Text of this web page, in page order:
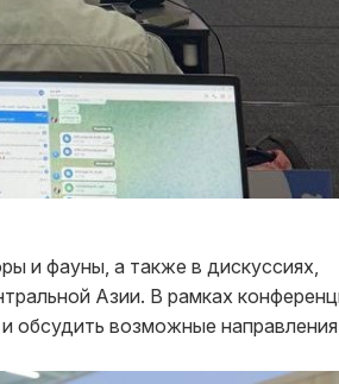
и фауны, а также в дискуссиях,
Азии. В рамках
обсудить возможные направления